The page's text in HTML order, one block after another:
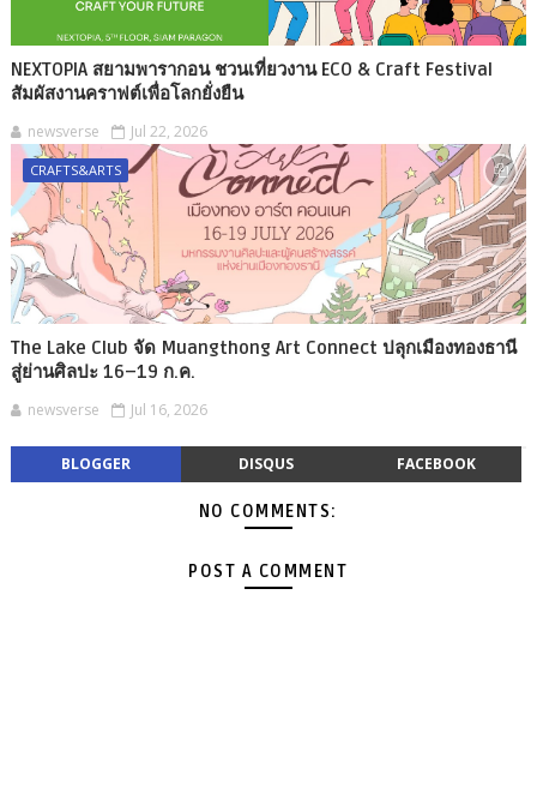
NEXTOPIA สยามพารากอน ชวนเที่ยวงาน ECO & Craft Festival
สัมผัสงานคราฟต์เพื่อโลกยั่งยืน
newsverse Jul 22, 2026
CRAFTS&ARTS
The Lake Club จัด Muangthong Art Connect ปลุกเมืองทองธานี
สู่ย่านศิลปะ 16–19 ก.ค.
newsverse Jul 16, 2026
BLOGGER DISQUS FACEBOOK
NO COMMENTS:
POST A COMMENT